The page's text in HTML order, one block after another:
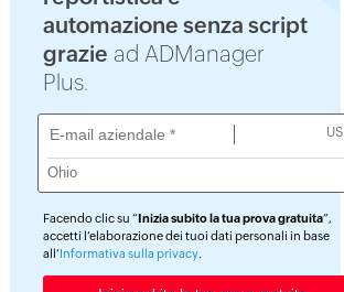
automazione senza script
grazie ad ADManager
Plus.
US
Facendo clic su “Inizia subito la tua prova gratuita”,
accetti l’elaborazione dei tuoi dati personali in base
all’Informativa sulla privacy.